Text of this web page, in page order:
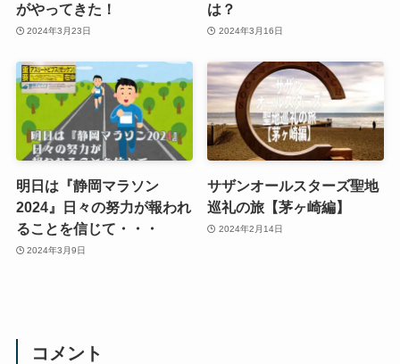
がやってきた！
2024年3月23日
は？
2024年3月16日
明日は『静岡マラソン
2024』日々の努力が報われ
ることを信じて・・・
2024年3月9日
サザンオールスターズ聖地
巡礼の旅【茅ヶ崎編】
2024年2月14日
コメント